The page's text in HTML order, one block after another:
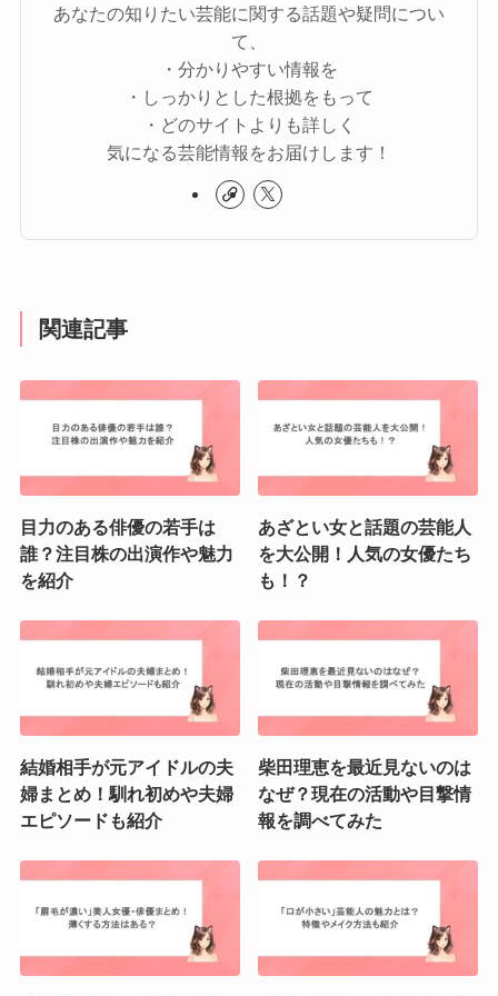
あなたの知りたい芸能に関する話題や疑問につい
て、
・分かりやすい情報を
・しっかりとした根拠をもって
・どのサイトよりも詳しく
気になる芸能情報をお届けします！
関連記事
目力のある俳優の若手は
誰？注目株の出演作や魅力
を紹介
あざとい女と話題の芸能人
を大公開！人気の女優たち
も！？
結婚相手が元アイドルの夫
婦まとめ！馴れ初めや夫婦
エピソードも紹介
柴田理恵を最近見ないのは
なぜ？現在の活動や目撃情
報を調べてみた